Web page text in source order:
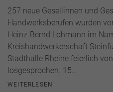
257 neue Gesellinnen und
Handwerksberufen wurden
Heinz-Bernd Lohmann im
Kreishandwerkerschaft
Stadthalle Rheine feierlich
losgesprochen. 15…
WEITERLESEN